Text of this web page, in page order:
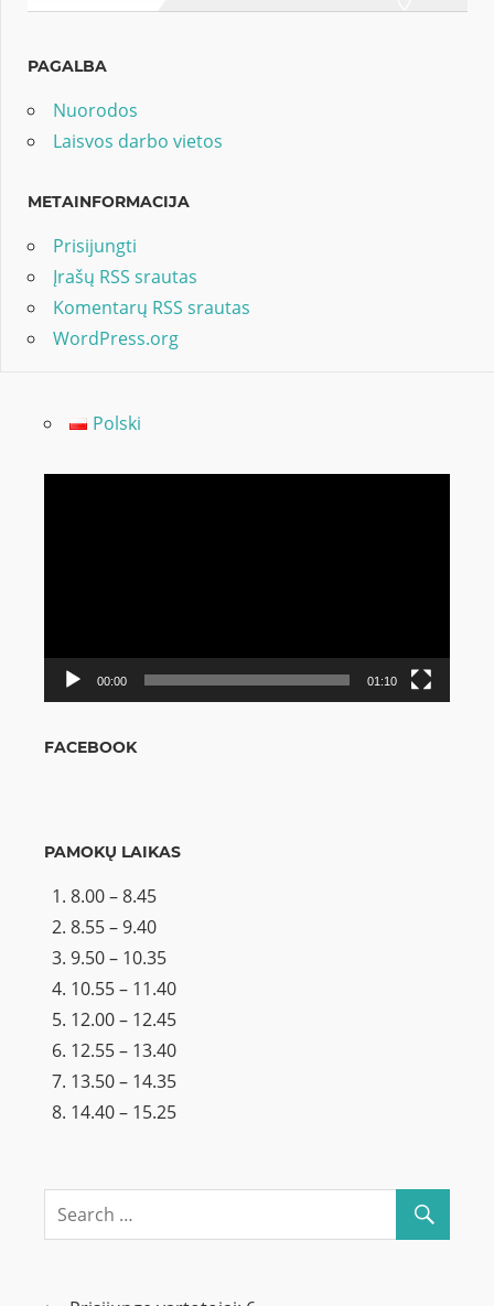
PAGALBA
Nuorodos
Laisvos darbo vietos
METAINFORMACIJA
Prisijungti
Įrašų RSS srautas
Komentarų RSS srautas
WordPress.org
Polski
00:00 01:10
FACEBOOK
PAMOKŲ LAIKAS
8.00 – 8.45
8.55 – 9.40
9.50 – 10.35
10.55 – 11.40
12.00 – 12.45
12.55 – 13.40
13.50 – 14.35
14.40 – 15.25